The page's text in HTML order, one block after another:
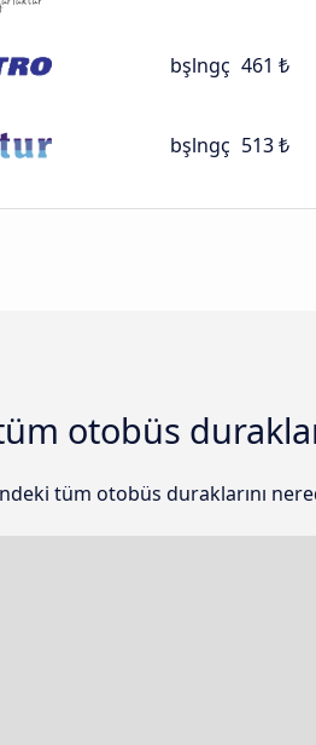
bşlngç 461 ₺
bşlngç 513 ₺
otobüs
tüm otobüs duraklarını